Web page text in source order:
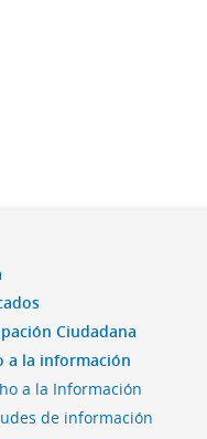
Ciudadana
a la información
a la Información
de información